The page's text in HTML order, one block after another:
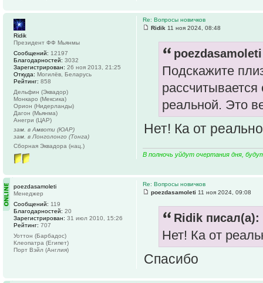
Re: Вопросы новичков
Ridik 11 ноя 2024, 08:48
Подскажите
реальной. Это
Нет! Ка от
В полночь уйдут очертания дня,
Ridik
Президент ФФ Мьянмы
Сообщений: 12197
Благодарностей: 3032
Зарегистрирован: 26 ноя 2013, 21:25
Откуда: Могилёв, Беларусь
Рейтинг: 858
Дельфин (Эквадор)
Монкаро (Мексика)
Орион (Нидерланды)
Дагон (Мьянма)
Анегри (ЦАР)
зам. в Амвоти (ЮАР)
зам. в Лонголонго (Тонга)
Сборная Эквадора (нац.)
Re: Вопросы новичков
poezdasamoleti 11 ноя 2024, 09:08
Ridik писал(а):
Нет! Ка от
Спасибо
poezdasamoleti
Менеджер
Сообщений: 119
Благодарностей: 20
Зарегистрирован: 31 июл 2010, 15:26
Рейтинг: 707
Уоттон (Барбадос)
Клеопатра (Египет)
Порт Вэйл (Англия)